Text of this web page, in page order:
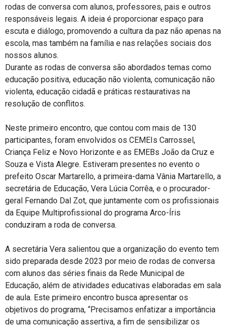
rodas de conversa com alunos, professores, pais e outros
responsáveis legais. A ideia é proporcionar espaço para
escuta e diálogo, promovendo a cultura da paz não apenas na
escola, mas também na família e nas relações sociais dos
nossos alunos.
Durante as rodas de conversa são abordados temas como
educação positiva, educação não violenta, comunicação não
violenta, educação cidadã e práticas restaurativas na
resolução de conflitos.
Neste primeiro encontro, que contou com mais de 130
participantes, foram envolvidos os CEMEIs Carrossel,
Criança Feliz e Novo Horizonte e as EMEBs João da Cruz e
Souza e Vista Alegre. Estiveram presentes no evento o
prefeito Oscar Martarello, a primeira-dama Vânia Martarello, a
secretária de Educação, Vera Lúcia Corrêa, e o procurador-
geral Fernando Dal Zot, que juntamente com os profissionais
da Equipe Multiprofissional do programa Arco-Íris
conduziram a roda de conversa.
A secretária Vera salientou que a organização do evento tem
sido preparada desde 2023 por meio de rodas de conversa
com alunos das séries finais da Rede Municipal de
Educação, além de atividades educativas elaboradas em sala
de aula. Este primeiro encontro busca apresentar os
objetivos do programa, “Precisamos enfatizar a importância
de uma comunicação assertiva, a fim de sensibilizar os